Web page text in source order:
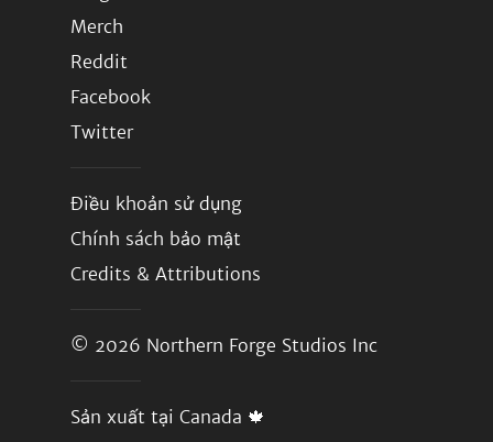
Merch
Reddit
Facebook
Twitter
Điều khoản sử dụng
Chính sách bảo mật
Credits & Attributions
© 2026 Northern Forge Studios Inc
Sản xuất tại Canada 🍁